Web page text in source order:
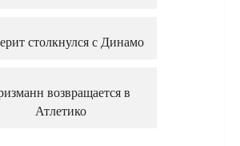
столкнулся с Динамо
возвращается в
Атлетико